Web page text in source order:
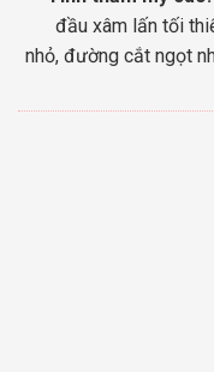
đầu xâm lấn tối
nhỏ, đường cắt ngọt